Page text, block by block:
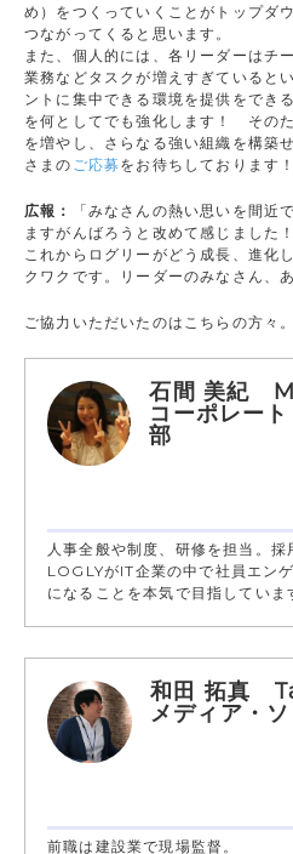
め）をつくっていくことがトップダ
つながってくると思います。
また、個人的には、各リーダーはチ
業務などタスクが増えすぎていると
ントに集中できる環境を提供をでき
を何としてでも強化します！ その
を増やし、さらなる強い組織を構
さまの ご応募をお待ちしております！
広報：
「みなさんの熱い思いを間近
ますがんばろうと改めて感じました！
これからログリーがどう成長、進化
クワクです。リーダーのみなさん、
ご協力いただいたのはこちらの方々。
石間 美紀
コーポレー
部
人事全般や制度、研修を担当。採
LOGLYがIT企業の中で社員エン
になることを本気で目指していま
和田 拓真
メディア・
前職は建設業で現場監督。